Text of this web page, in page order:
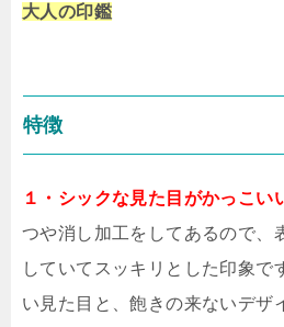
大人の印鑑
特徴
１・シックな見た目がかっこい
つや消し加工をしてあるので、
していてスッキリとした印象で
い見た目と、飽きの来ないデザ